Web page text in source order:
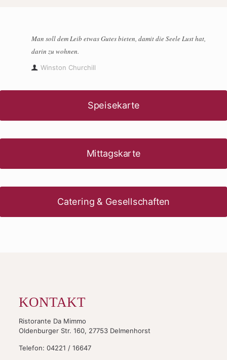
Man soll dem Leib etwas Gutes bieten, damit die Seele Lust hat,
darin zu wohnen.
Winston Churchill
Speisekarte
Mittagskarte
Catering & Gesellschaften
KONTAKT
Ristorante Da Mimmo
Oldenburger Str. 160, 27753 Delmenhorst
Telefon: 04221 / 16647